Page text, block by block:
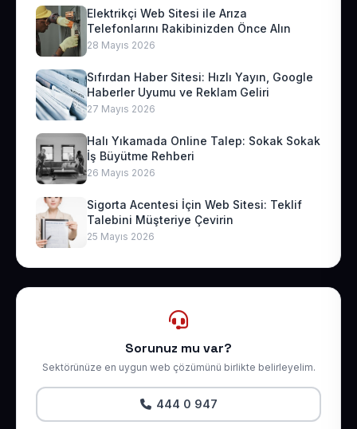
Elektrikçi Web Sitesi ile Arıza
Telefonlarını Rakibinizden Önce Alın
28 Mayıs 2026
Sıfırdan Haber Sitesi: Hızlı Yayın, Google
Haberler Uyumu ve Reklam Geliri
27 Mayıs 2026
Halı Yıkamada Online Talep: Sokak Sokak
İş Büyütme Rehberi
26 Mayıs 2026
Sigorta Acentesi İçin Web Sitesi: Teklif
Talebini Müşteriye Çevirin
25 Mayıs 2026
Sorunuz mu var?
Sektörünüze en uygun web çözümünü birlikte belirleyelim.
444 0 947